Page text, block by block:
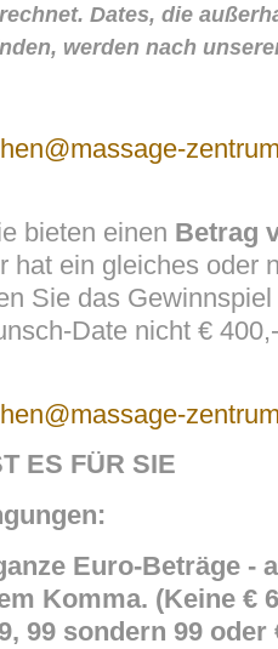
Dates, die
werden nach
bieten einen Betrag
hat ein gleiches oder
Sie das
Date nicht €
ES FÜR SIE
Euro-Beträge -
Komma. (Keine €
99 sondern 99 oder